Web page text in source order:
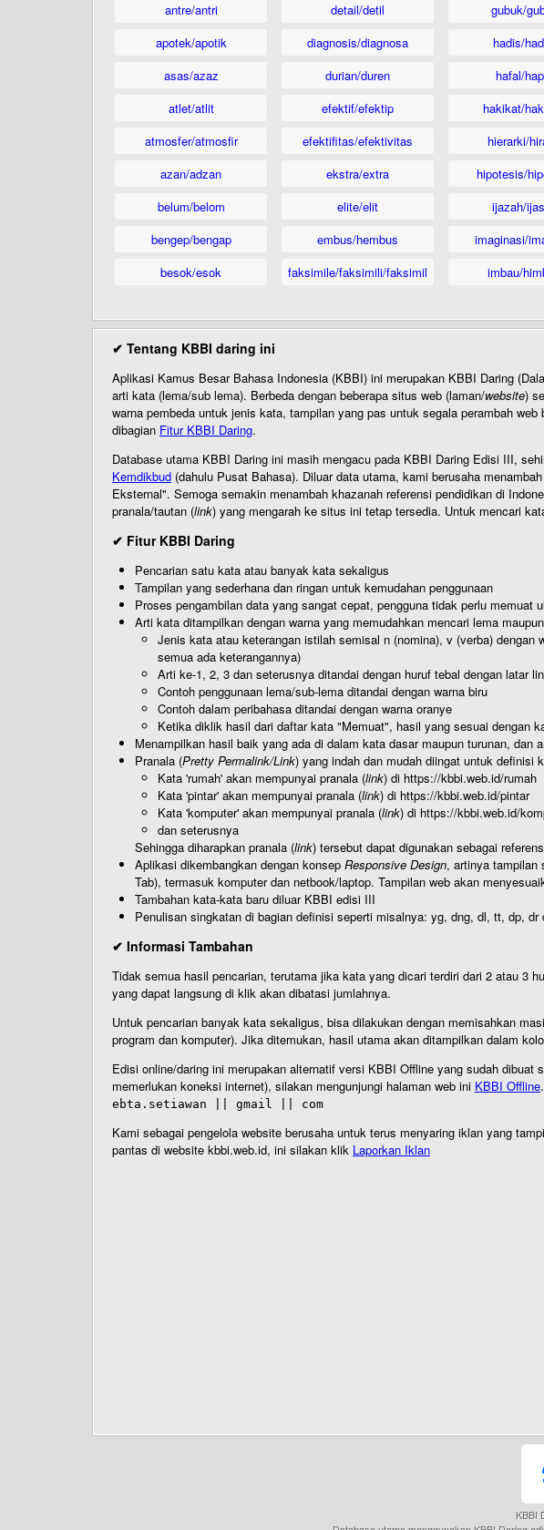
antre/antri
apotek/apotik
asas/azaz
atlet/atlit
atmosfer/atmosfir
azan/adzan
belum/belom
bengep/bengap
besok/esok
detail/detil
diagnosis/diagnosa
durian/duren
efektif/efektip
efektifitas/efektivitas
ekstra/extra
elite/elit
embus/hembus
faksimile/faksimili/faksimil
gubuk/
hadis/
hafal/
hakikat/
hierarki/
hipotesis/
ijazah/
imaginasi/
imbau/
✔ Tentang KBBI daring ini
Aplikasi Kamus Besar Bahasa Indonesia (KBBI) ini merupakan KBBI Daring
arti kata (lema/sub lema). Berbeda dengan beberapa situs web (laman/website)
warna pembeda untuk jenis kata, tampilan yang pas untuk segala perambah
dibagian Fitur KBBI Daring.
Database utama KBBI Daring ini masih mengacu pada KBBI Daring Edisi III,
Kemdikbud (dahulu Pusat Bahasa). Diluar data utama, kami berusaha
Eksternal". Semoga semakin menambah khazanah referensi pendidikan di
pranala/tautan (link) yang mengarah ke situs ini tetap tersedia. Untuk mencari
✔ Fitur KBBI Daring
Pencarian satu kata atau banyak kata sekaligus
Tampilan yang sederhana dan ringan untuk kemudahan penggunaan
Proses pengambilan data yang sangat cepat, pengguna tidak perlu memuat
Arti kata ditampilkan dengan warna yang memudahkan mencari lema
Jenis kata atau keterangan istilah semisal n (nomina), v (verba)
semua ada keterangannya)
Arti ke-1, 2, 3 dan seterusnya ditandai dengan huruf tebal dengan latar
Contoh penggunaan lema/sub-lema ditandai dengan warna biru
Contoh dalam peribahasa ditandai dengan warna oranye
Ketika diklik hasil dari daftar kata "Memuat", hasil yang sesuai dengan
Menampilkan hasil baik yang ada di dalam kata dasar maupun turunan,
Pranala (Pretty Permalink/Link) yang indah dan mudah diingat untuk definisi
Kata 'rumah' akan mempunyai pranala (link) di https://kbbi.web.id/rumah
Kata 'pintar' akan mempunyai pranala (link) di https://kbbi.web.id/pintar
Kata 'komputer' akan mempunyai pranala (link) di https://kbbi.web.id/
dan seterusnya
Sehingga diharapkan pranala (link) tersebut dapat digunakan sebagai
Aplikasi dikembangkan dengan konsep Responsive Design, artinya tampilan
Tab), termasuk komputer dan netbook/laptop. Tampilan web akan
Tambahan kata-kata baru diluar KBBI edisi III
Penulisan singkatan di bagian definisi seperti misalnya: yg, dng, dl, tt, dp,
✔ Informasi Tambahan
Tidak semua hasil pencarian, terutama jika kata yang dicari terdiri dari 2 atau 3
yang dapat langsung di klik akan dibatasi jumlahnya.
Untuk pencarian banyak kata sekaligus, bisa dilakukan dengan memisahkan
program dan komputer). Jika ditemukan, hasil utama akan ditampilkan dalam
Edisi online/daring ini merupakan alternatif versi KBBI Offline yang sudah
memerlukan koneksi internet), silakan mengunjungi halaman web ini KBBI Offline
ebta.setiawan || gmail || com
Kami sebagai pengelola website berusaha untuk terus menyaring iklan yang
pantas di website kbbi.web.id, ini silakan klik Laporkan Iklan
KBBI